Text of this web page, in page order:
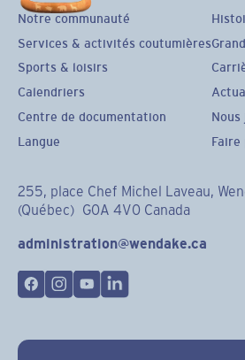
255, place Chef Michel Laveau,
(Québec) G0A 4V0 Canada
administration@wendake.ca
Notre communauté
Services & activités coutumières
Sports & loisirs
Calendriers
Centre de documentation
Langue